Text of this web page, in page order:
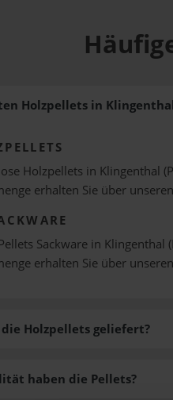
Holzpellets in
Holzpellets in Klingenthal
erhalten Sie über unseren
Sackware in Klingenthal
erhalten Sie über unseren
Holzpellets geliefert?
haben die Pellets?